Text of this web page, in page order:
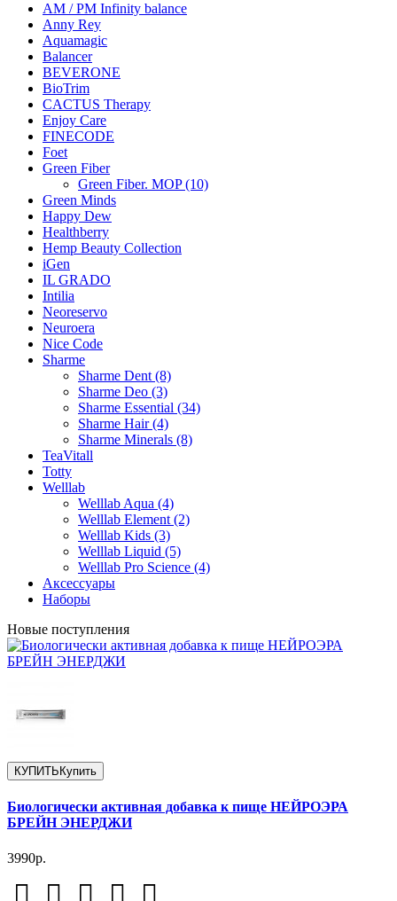
AM / PM Infinity balance
Anny Rey
Aquamagic
Balancer
BEVERONE
BioTrim
CACTUS Therapy
Enjoy Care
FINECODE
Foet
Green Fiber
Green Fiber. MOP (10)
Green Minds
Happy Dew
Healthberry
Hemp Beauty Collection
iGen
IL GRADO
Intilia
Neoreservo
Neuroera
Nice Code
Sharme
Sharme Dent (8)
Sharme Deo (3)
Sharme Essential (34)
Sharme Hair (4)
Sharme Minerals (8)
TeaVitall
Totty
Welllab
Welllab Aqua (4)
Welllab Element (2)
Welllab Kids (3)
Welllab Liquid (5)
Welllab Pro Science (4)
Аксессуары
Наборы
Новые поступления
КУПИТЬ Купить
Биологически активная добавка к пище НЕЙРОЭРА
БРЕЙН ЭНЕРДЖИ
3990р.